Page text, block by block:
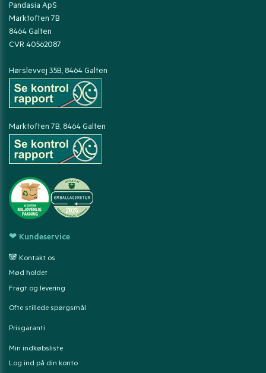
Pandasia ApS
Marktoften 7B
8464 Galten
CVR 40562087
Hørslevvej 35B, 8464 Galten
Marktoften 7B, 8464 Galten
❤ Kundeservice
🐼 Kontakt os
Mød holdet
Fragt og levering
Ofte stillede spørgsmål
Prisgaranti
Min indkøbsliste
Log ind på din konto